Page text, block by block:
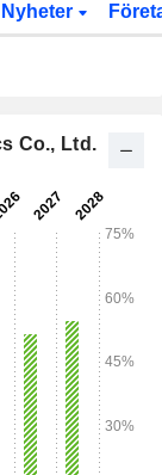
Nyheter
Co., Ltd.